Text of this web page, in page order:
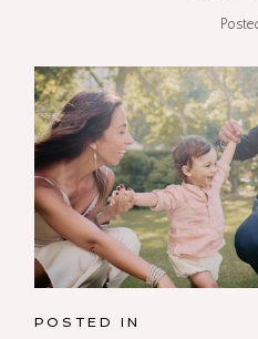
POSTED IN